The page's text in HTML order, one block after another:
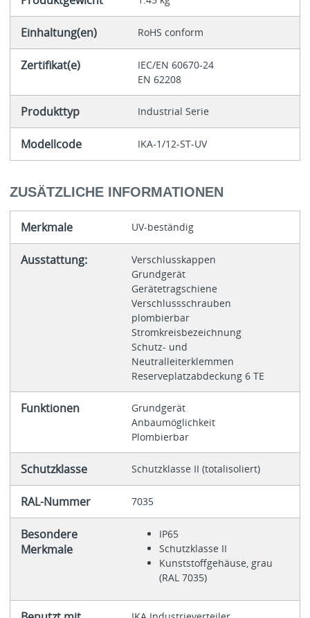
Einhaltung(en) RoHS conform
Zertifikat(e)
IEC/EN 60670-24
EN 62208
Produkttyp Industrial Serie
Modellcode IKA-1/12-ST-UV
ZUSÄTZLICHE INFORMATIONEN
Merkmale UV-beständig
Ausstattung:
Verschlusskappen
Grundgerät
Gerätetragschiene
Verschlussschrauben
plombierbar
Stromkreisbezeichnung
Schutz- und
Neutralleiterklemmen
Reserveplatzabdeckung 6 TE
Funktionen
Grundgerät
Anbaumöglichkeit
Plombierbar
Schutzklasse Schutzklasse II (totalisoliert)
RAL-Nummer 7035
Besondere
Merkmale
IP65
Schutzklasse II
Kunststoffgehäuse, grau
(RAL 7035)